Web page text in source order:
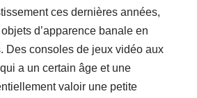
ces dernières années,
d’apparence banale en
Des consoles de jeux vidéo aux
a un certain âge et une
valoir une petite